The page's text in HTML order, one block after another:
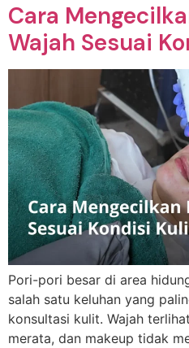
Cara
Wajah Sesuai
Pori-pori besar di area
salah satu keluhan yang
konsultasi kulit. Wajah
merata, dan makeup tidak